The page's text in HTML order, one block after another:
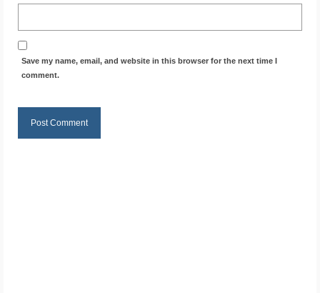
Save my name, email, and website in this browser for the next time I
comment.